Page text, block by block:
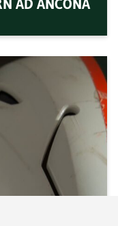
AD ANCONA